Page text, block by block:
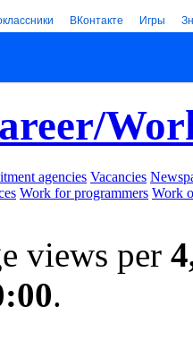
ВКонтакте Игры
agencies Vacancies
Work for programmers Work
views per
.